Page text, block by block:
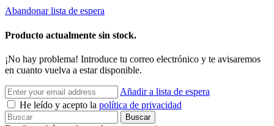
Abandonar lista de espera
Producto actualmente sin stock.
¡No hay problema! Introduce tu correo electrónico y te avisaremos
en cuanto vuelva a estar disponible.
Añadir a lista de espera
He leído y acepto la política de privacidad
Buscar